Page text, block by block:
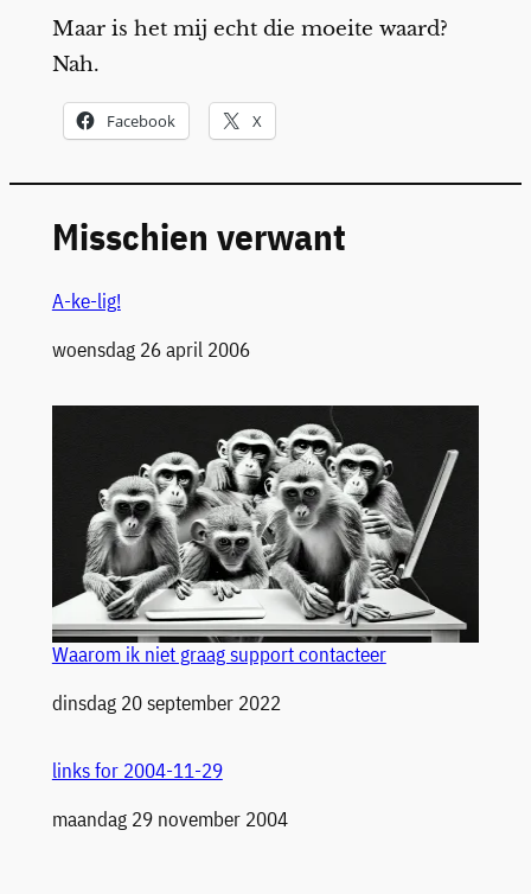
Maar is het mij echt die moeite waard?
Nah.
Facebook X
Misschien verwant
A-ke-lig!
Datum
woensdag 26 april 2006
Waarom ik niet graag support contacteer
Datum
dinsdag 20 september 2022
links for 2004-11-29
Datum
maandag 29 november 2004